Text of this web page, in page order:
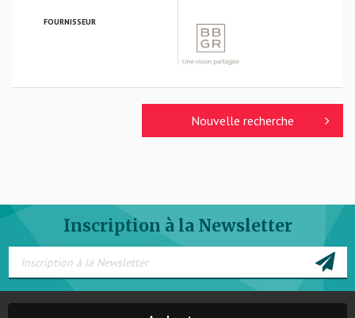
FOURNISSEUR
Nouvelle recherche
Inscription à la Newsletter